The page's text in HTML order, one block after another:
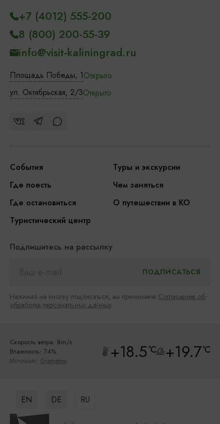
Площадь Победы, 1Открыто
ул. Октябрьская, 2/3Открыто
+7 (4012) 555-200
8 (800) 200-55-39
info@visit-kaliningrad.ru
События
Туры и экскурсии
Где поесть
Чем заняться
Где остановиться
О путешествии в КО
Туристический центр
Подпишитесь на рассылку
Нажимая на кнопку подписаться, вы принимаете Соглашение об
обработке персональных данных
Скорость ветра: 8m/s
Влажность: 74%
Источник: Gismeteo +18.5°C +19.7°C
EN DE RU